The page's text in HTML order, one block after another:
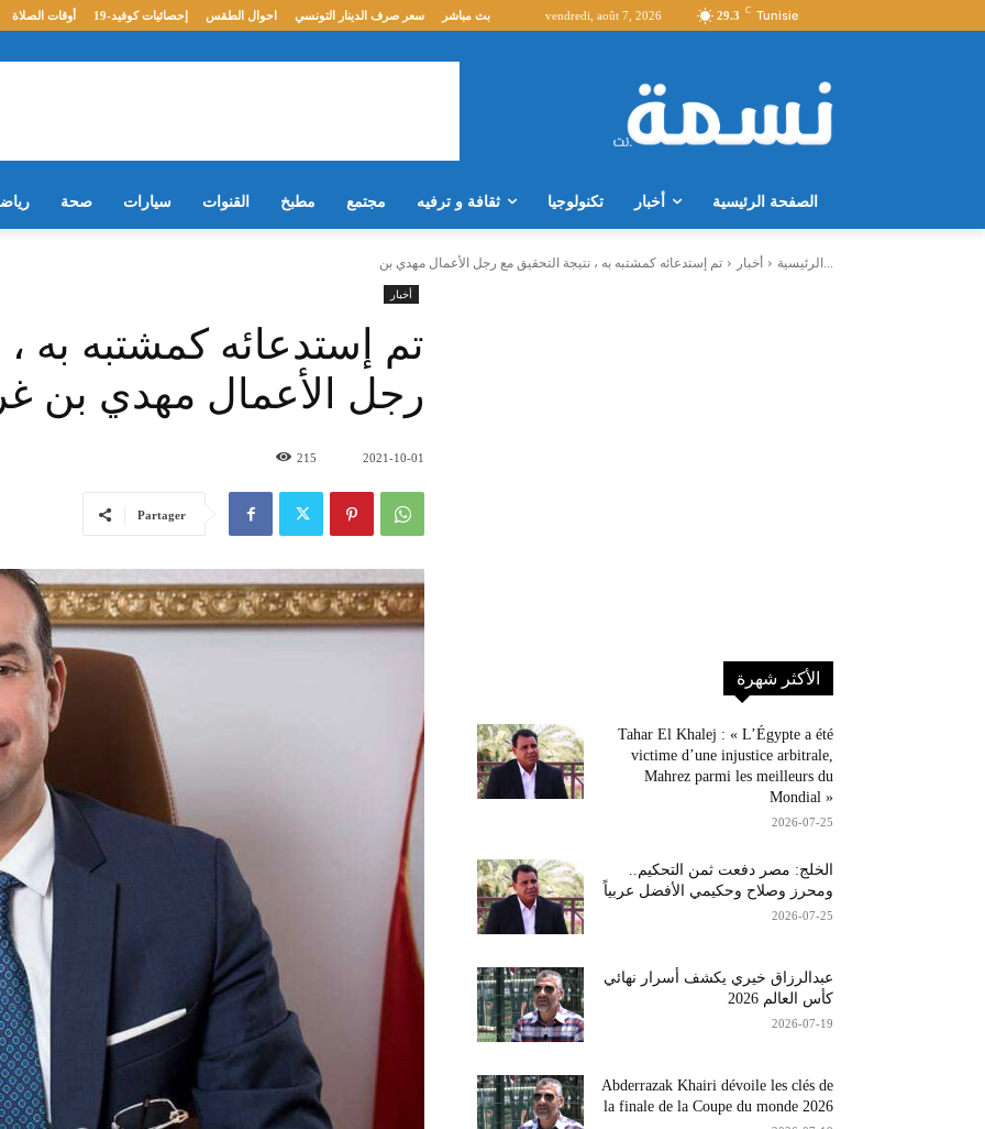
29.3 C Tunisie
vendredi, août 7, 2026 أوقات الصلاة إحصائيات كوفيد-19 احوال الطقس سعر صرف الدينار التونسي بث مباشر
الصفحة الرئيسية أخبار تكنولوجيا ثقافة و ترفيه مجتمع مطبخ القنوات سيارات صحة
الرئيسية أخبار
تم إستدعائه كمشتبه به ، نتيجة التحقيق مع رجل الأعمال مهدي بن...
أخبار
تم إستدعائه كمشتبه به ،
رجل الأعمال مهدي بن
2021-10-01
215
Partager
الأكثر شهرة
Tahar El Khalej : « L’Égypte a été
victime d’une injustice arbitrale,
Mahrez parmi les meilleurs du
Mondial »
2026-07-25
الخلج: مصر دفعت ثمن التحكيم..
ومحرز وصلاح وحكيمي الأفضل عربياً
2026-07-25
عبدالرزاق خيري يكشف أسرار نهائي
كأس العالم 2026
2026-07-19
Abderrazak Khairi dévoile les clés de
la finale de la Coupe du monde 2026